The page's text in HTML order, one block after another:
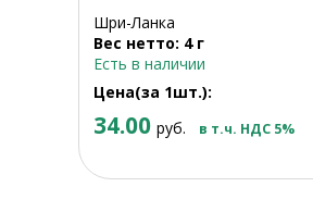
Шри-Ланка
Вес нетто: 4 г
Есть в наличии
Цена(за 1шт.):
34.00 руб. в т.ч. НДС 5%